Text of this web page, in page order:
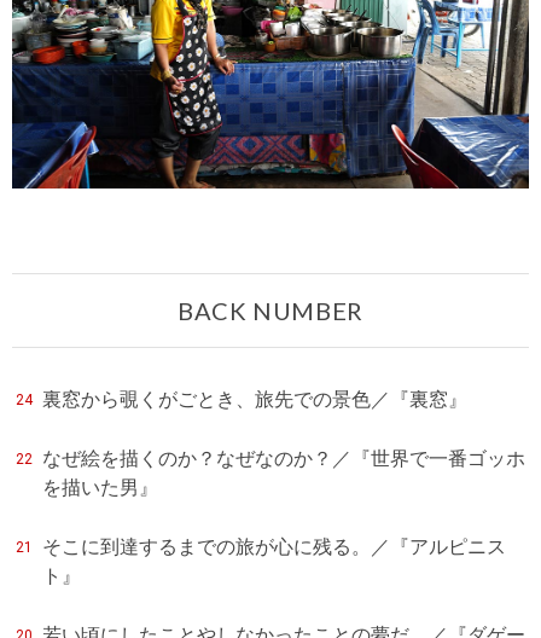
BACK NUMBER
24 裏窓から覗くがごとき、旅先での景色／『裏窓』
22
なぜ絵を描くのか？なぜなのか？／『世界で一番ゴッホ
を描いた男』
21
そこに到達するまでの旅が心に残る。／『アルピニス
ト』